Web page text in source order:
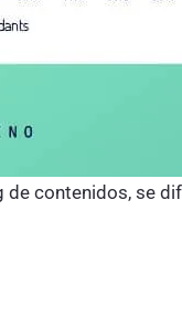
contenidos, se